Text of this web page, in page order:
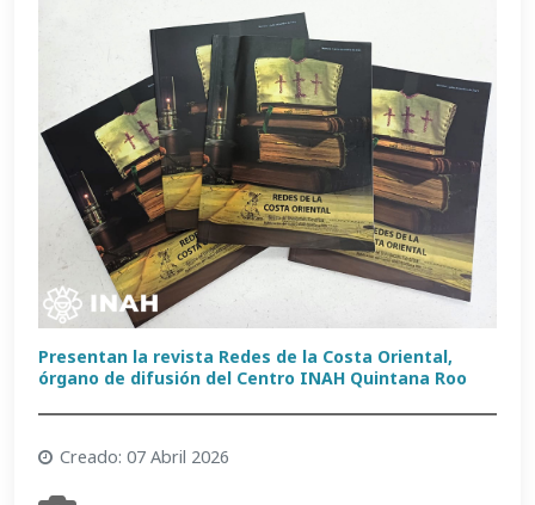
Presentan la revista Redes de la Costa Oriental,
órgano de difusión del Centro INAH Quintana Roo
Creado: 07 Abril 2026